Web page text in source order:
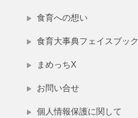
食育への想い
食育大事典フェイスブック
まめっちX
お問い合せ
個人情報保護に関して